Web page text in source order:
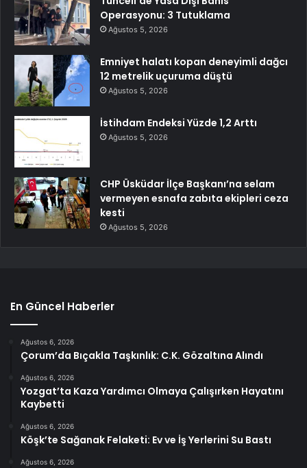
Operasyonu: 3 Tutuklama
Ağustos 5, 2026
Emniyet halatı kopan deneyimli dağcı
12 metrelik uçuruma düştü
Ağustos 5, 2026
İstihdam Endeksi Yüzde 1,2 Arttı
Ağustos 5, 2026
CHP Üsküdar İlçe Başkanı’na selam
vermeyen esnafa zabıta ekipleri ceza
kesti
Ağustos 5, 2026
En Güncel Haberler
Ağustos 6, 2026
Çorum’da Bıçakla Taşkınlık: C.K. Gözaltına Alındı
Ağustos 6, 2026
Yozgat’ta Kaza Yardımcı Olmaya Çalışırken Hayatını
Kaybetti
Ağustos 6, 2026
Köşk’te Sağanak Felaketi: Ev ve İş Yerlerini Su Bastı
Ağustos 6, 2026